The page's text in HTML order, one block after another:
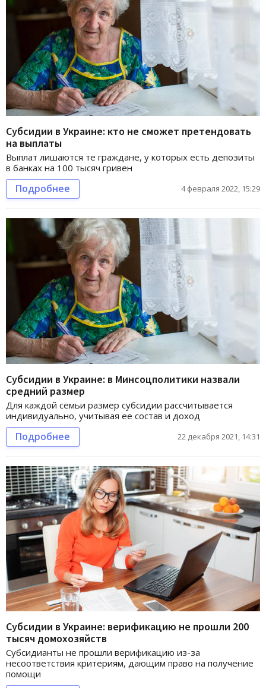
Субсидии в Украине: кто не сможет претендовать
на выплаты
Выплат лишаются те граждане, у которых есть депозиты
в банках на 100 тысяч гривен
Подробнее 4 февраля 2022, 15:29
Субсидии в Украине: в Минсоцполитики назвали
средний размер
Для каждой семьи размер субсидии рассчитывается
индивидуально, учитывая ее состав и доход
Подробнее 22 декабря 2021, 14:31
Субсидии в Украине: верификацию не прошли 200
тысяч домохозяйств
Субсидианты не прошли верификацию из-за
несоответствия критериям, дающим право на получение
помощи